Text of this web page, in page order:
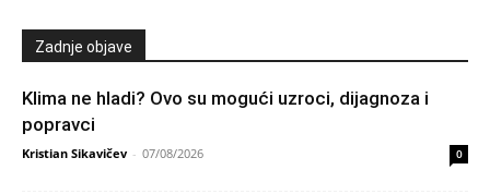
Zadnje objave
Klima ne hladi? Ovo su mogući uzroci, dijagnoza i
popravci
Kristian Sikavičev - 07/08/2026 0